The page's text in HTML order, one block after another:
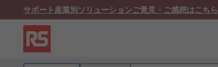
サポート産業別ソリューションご意見・ご感想はこちら